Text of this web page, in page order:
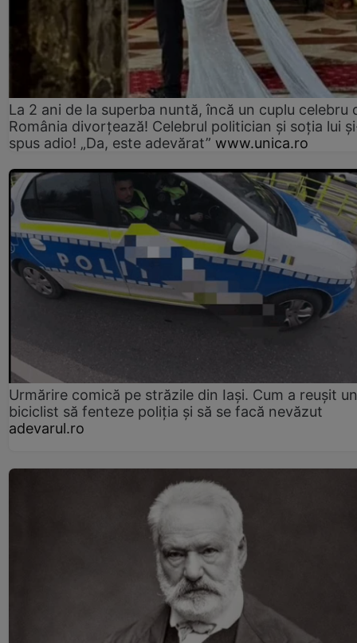
La 2 ani de la superba nuntă, încă un cuplu celebru
România divorțează! Celebrul politician și soția lui
spus adio! „Da, este adevărat” www.unica.ro
Urmărire comică pe străzile din Iași. Cum a reușit un
biciclist să fenteze poliția și să se facă nevăzut
adevarul.ro